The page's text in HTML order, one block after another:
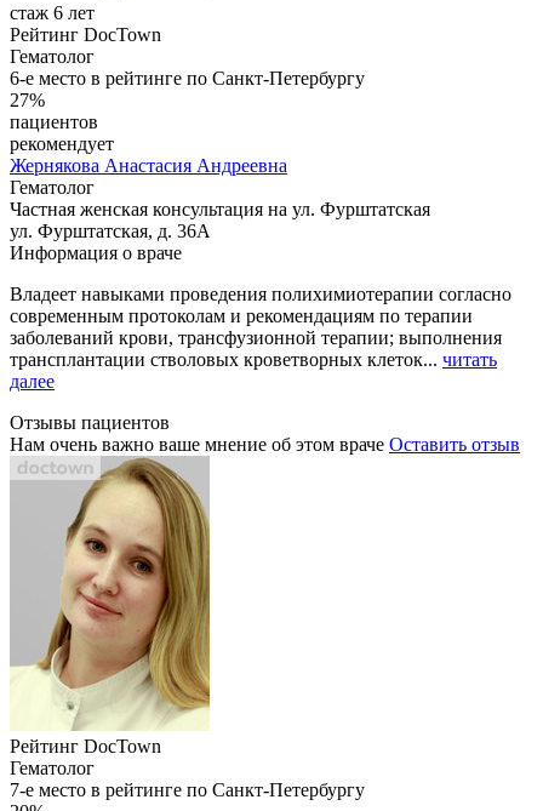
стаж 6 лет
Рейтинг DocTown
Гематолог
6-е место в рейтинге по Санкт-Петербургу
27%
пациентов
рекомендует
Жернякова Анастасия Андреевна
Гематолог
Частная женская консультация на ул. Фурштатская
ул. Фурштатская, д. 36А
Информация о враче
Владеет навыками проведения полихимиотерапии согласно
современным протоколам и рекомендациям по терапии
заболеваний крови, трансфузионной терапии; выполнения
трансплантации стволовых кроветворных клеток... читать
далее
Отзывы пациентов
Нам очень важно ваше мнение об этом враче Оставить отзыв
Рейтинг DocTown
Гематолог
7-е место в рейтинге по Санкт-Петербургу